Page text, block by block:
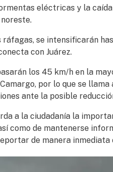
eléctricas y la
ráfagas, se intensificarán
con Juárez.
los 45 km/h en la
por lo que se
ante la posible
a la ciudadanía la
como de mantenerse
de manera inmediata